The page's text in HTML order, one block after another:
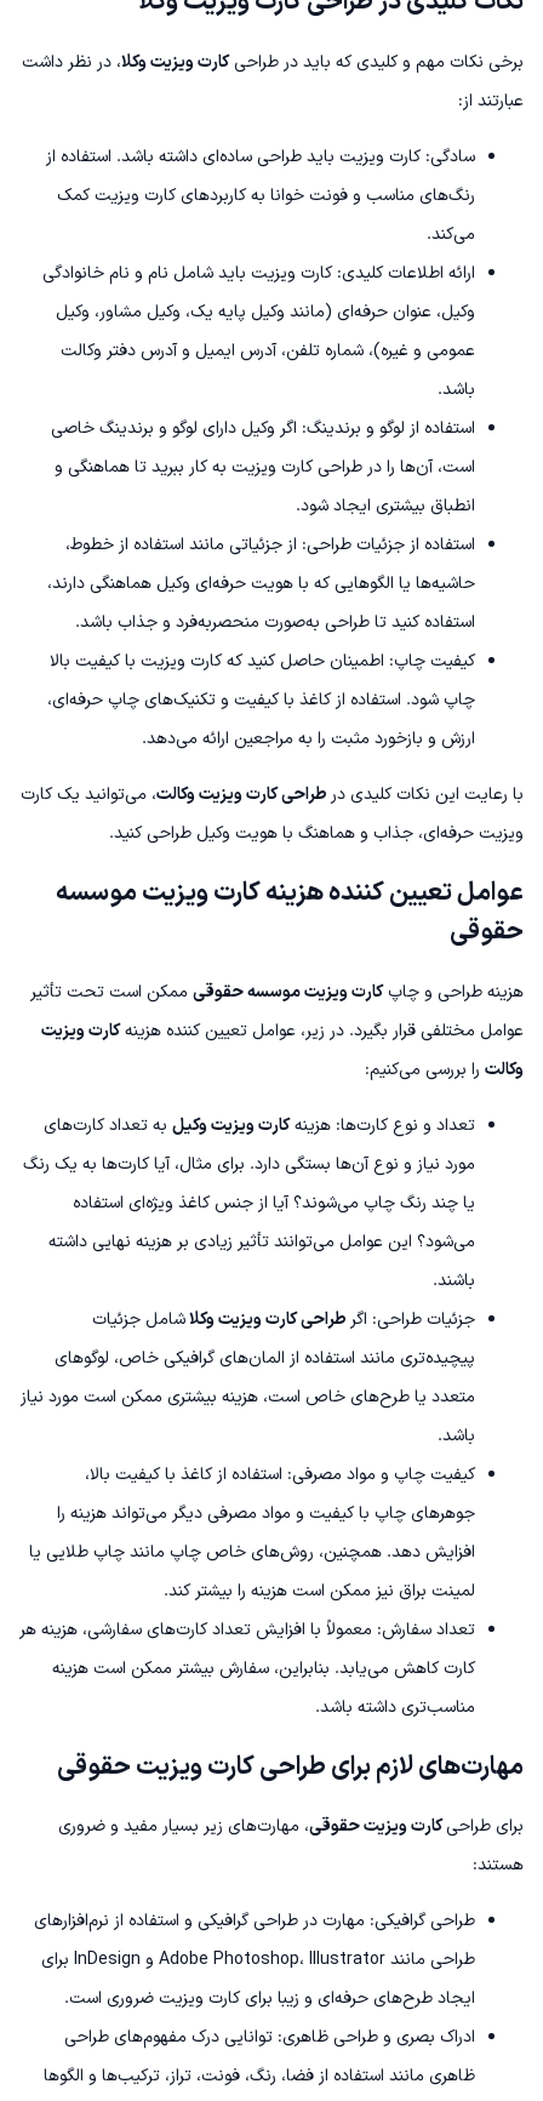
برخی نکات مهم و کلیدی که باید در طراحیکارت ویزیت وکلا، در نظر داشت
عبارتند از:
سادگی: کارت ویزیت باید طراحی ساده‌ای داشته باشد. استفاده از
رنگ‌های مناسب و فونت خوانا به کاربردهای کارت ویزیت کمک
می‌کند.
ارائه اطلاعات کلیدی: کارت ویزیت باید شامل نام و نام خانوادگی
وکیل، عنوان حرفه‌ای (مانند وکیل پایه یک، وکیل مشاور، وکیل
عمومی و غیره)، شماره تلفن، آدرس ایمیل و آدرس دفتر وکالت
باشد.
استفاده از لوگو و برندینگ: اگر وکیل دارای لوگو و برندینگ خاصی
است، آن‌ها را در طراحی کارت ویزیت به کار ببرید تا هماهنگی و
انطباق بیشتری ایجاد شود.
استفاده از جزئیات طراحی: از جزئیاتی مانند استفاده از خطوط،
حاشیه‌ها یا الگوهایی که با هویت حرفه‌ای وکیل هماهنگی دارند،
استفاده کنید تا طراحی به‌صورت منحصربه‌فرد و جذاب باشد.
کیفیت چاپ: اطمینان حاصل کنید که کارت ویزیت با کیفیت بالا
چاپ شود. استفاده از کاغذ با کیفیت و تکنیک‌های چاپ حرفه‌ای،
ارزش و بازخورد مثبت را به مراجعین ارائه می‌دهد.
با رعایت این نکات کلیدی در طراحی کارت ویزیت وکالت، می‌توانید یک کارت
ویزیت حرفه‌ای، جذاب و هماهنگ با هویت وکیل طراحی کنید.
عوامل تعیین کننده هزینه کارت ویزیت موسسه
حقوقی
هزینه طراحی و چاپکارت ویزیت موسسه حقوقی ممکن است تحت تأثیر
عوامل مختلفی قرار بگیرد. در زیر، عوامل تعیین کننده هزینهکارت ویزیت
وکالت را بررسی می‌کنیم:
تعداد و نوع کارت‌ها: هزینهکارت ویزیت وکیل به تعداد کارت‌های
مورد نیاز و نوع آن‌ها بستگی دارد. برای مثال، آیا کارت‌ها به یک رنگ
یا چند رنگ چاپ می‌شوند؟ آیا از جنس کاغذ ویژه‌ای استفاده
می‌شود؟ این عوامل می‌توانند تأثیر زیادی بر هزینه نهایی داشته
باشند.
جزئیات طراحی: اگر طراحی کارت ویزیت وکلاشامل جزئیات
پیچیده‌تری مانند استفاده از المان‌های گرافیکی خاص، لوگوهای
متعدد یا طرح‌های خاص است، هزینه بیشتری ممکن است مورد نیاز
باشد.
کیفیت چاپ و مواد مصرفی: استفاده از کاغذ با کیفیت بالا،
جوهرهای چاپ با کیفیت و مواد مصرفی دیگر می‌تواند هزینه را
افزایش دهد. همچنین، روش‌های خاص چاپ مانند چاپ طلایی یا
لمینت براق نیز ممکن است هزینه را بیشتر کند.
تعداد سفارش: معمولاً با افزایش تعداد کارت‌های سفارشی، هزینه هر
کارت کاهش می‌یابد. بنابراین، سفارش بیشتر ممکن است هزینه
مناسب‌تری داشته باشد.
مهارت‌های لازم برای طراحی کارت ویزیت حقوقی
برای طراحیکارت ویزیت حقوقی، مهارت‌های زیر بسیار مفید و ضروری
هستند:
طراحی گرافیکی: مهارت در طراحی گرافیکی و استفاده از نرم‌افزارهای
طراحی مانند Adobe Photoshop، Illustrator و InDesign برای
ایجاد طرح‌های حرفه‌ای و زیبا برای کارت ویزیت ضروری است.
ادراک بصری و طراحی ظاهری: توانایی درک مفهوم‌های طراحی
ظاهری مانند استفاده از فضا، رنگ، فونت، تراز، ترکیب‌ها و الگوها